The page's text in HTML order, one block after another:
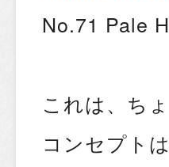
No.71 Pale
これは、ち
コンセプト